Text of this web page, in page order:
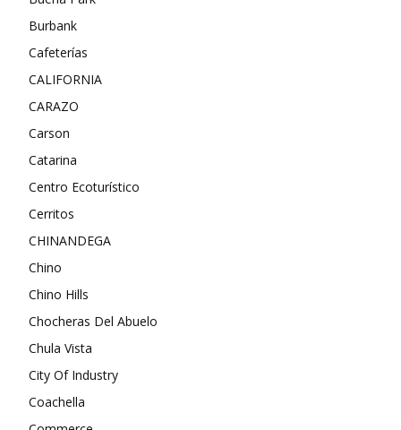
Burbank
Cafeterías
CALIFORNIA
CARAZO
Carson
Catarina
Centro Ecoturístico
Cerritos
CHINANDEGA
Chino
Chino Hills
Chocheras Del Abuelo
Chula Vista
City Of Industry
Coachella